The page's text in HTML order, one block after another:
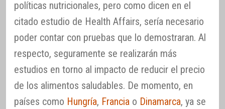
políticas nutricionales, pero como dicen en el
citado estudio de Health Affairs, sería necesario
poder contar con pruebas que lo demostraran. Al
respecto, seguramente se realizarán más
estudios en torno al impacto de reducir el precio
de los alimentos saludables. De momento, en
países como Hungría, Francia o Dinamarca, ya se